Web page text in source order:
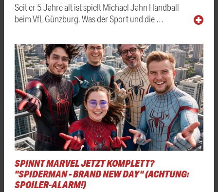
Seit er 5 Jahre alt ist spielt Michael Jahn Handball
beim VfL Günzburg. Was der Sport und die …
SPINNT MARVEL JETZT KOMPLETT?
"SPIDERMAN - BRAND NEW DAY" (ACHTUNG:
SPOILER-ALARM!)